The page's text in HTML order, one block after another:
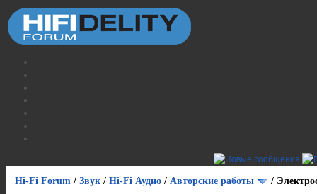
Hi-Fi Forum / Звук / Hi-Fi Аудио / Авторские работы /